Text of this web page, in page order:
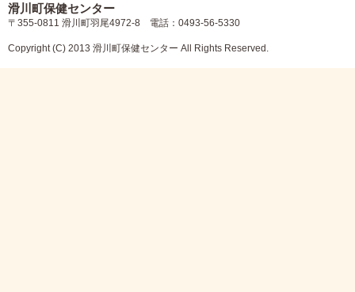
滑川町保健センター
〒355-0811 滑川町羽尾4972-8 電話：0493-56-5330
Copyright (C) 2013 滑川町保健センター All Rights Reserved.